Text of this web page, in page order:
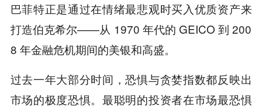
巴菲特正是通过在情绪最悲观时买入优质资产来
打造伯克希尔——从 1970 年代的 GEICO 到 200
8 年金融危机期间的美银和高盛。
过去一年大部分时间，恐惧与贪婪指数都反映出
市场的极度恐惧。最聪明的投资者在市场最恐惧